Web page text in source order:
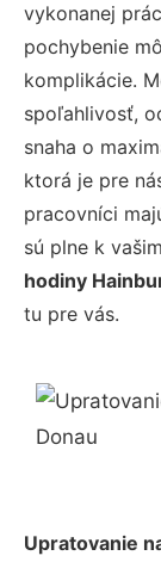
vykonanej
pochybenie
komplikácie.
spoľahlivosť,
snaha o
ktorá je pre
pracovníci
sú plne k
hodiny
tu pre vás.
Upratovanie